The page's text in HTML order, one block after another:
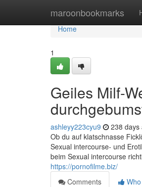
maroonbookmarks
Home
Home
1
Geiles Milf-
ashleyy223cyu9 238 days
Ob du auf klatschnasse
Sexual intercourse- und
beim Sexual intercourse
https://pornofilme.biz/
Comments